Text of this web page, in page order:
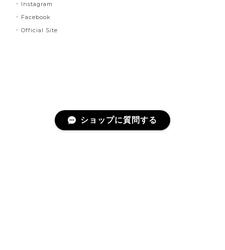
Instagram
Facebook
Official Site
ショップに質問する